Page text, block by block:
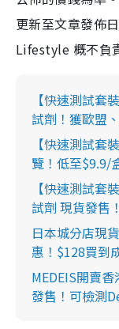
更新至文章發佈
Lifestyle 概不負
【快速測試套
試劑！獲歐盟
【快速測試套
覽！低至$9.9/
【快速測試套
試劑 現貨發售
日本城分店現
惠！$128買到
MEDEIS開賣
發售！可檢測